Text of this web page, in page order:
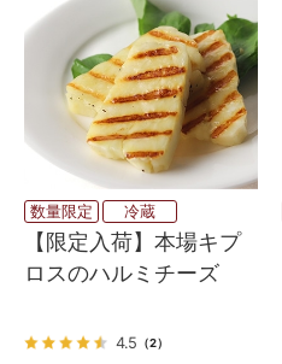
数量限定 冷蔵
【限定入荷】本場キプ
ロスのハルミチーズ
4.5 （2）